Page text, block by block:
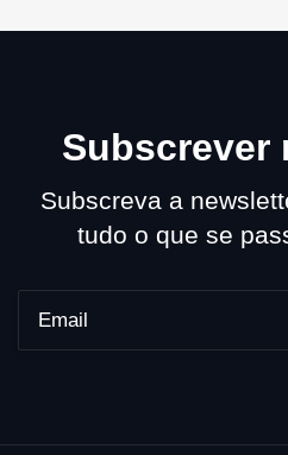
Subscrever
Subscreva a
tudo o que se